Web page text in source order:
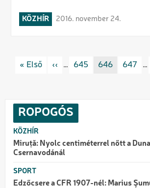
KÖZHÍR 2016. november 24.
Oldalszámozás
Első oldal
« Első Előző oldal
‹‹ … Rovat/cimke
645 Rovat/cimke
646 Rovat/
647 …
ROPOGÓS
KÖZHÍR
Miruță: Nyolc centiméterrel nőtt a
Csernavodánál
SPORT
Edzőcsere a CFR 1907-nél: Marius